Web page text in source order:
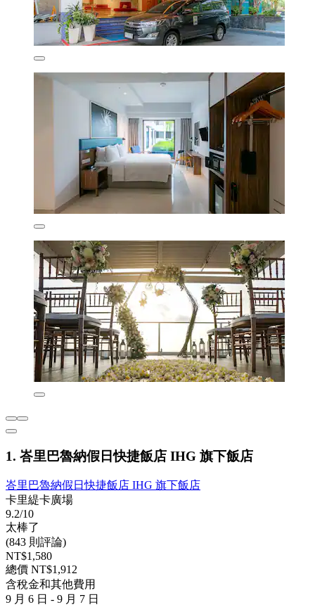
1. 峇里巴魯納假日快捷飯店 IHG 旗下飯店
峇里巴魯納假日快捷飯店 IHG 旗下飯店
卡里緹卡廣場
9.2/10
太棒了
(843 則評論)
NT$1,580
總價 NT$1,912
含稅金和其他費用
9 月 6 日 - 9 月 7 日